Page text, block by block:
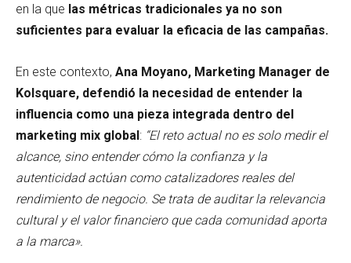
en la que las métricas tradicionales ya no son
suficientes para evaluar la eficacia de las campañas.
En este contexto, Ana Moyano, Marketing Manager de
Kolsquare, defendió la necesidad de entender la
influencia como una pieza integrada dentro del
marketing mix global: “El reto actual no es solo medir el
alcance, sino entender cómo la confianza y la
autenticidad actúan como catalizadores reales del
rendimiento de negocio. Se trata de auditar la relevancia
cultural y el valor financiero que cada comunidad aporta
a la marca».